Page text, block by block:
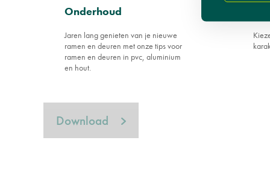
Onderhoud
Jaren lang genieten van je nieuwe
ramen en deuren met onze tips voor
ramen en deuren in pvc, aluminium
en hout.
Download